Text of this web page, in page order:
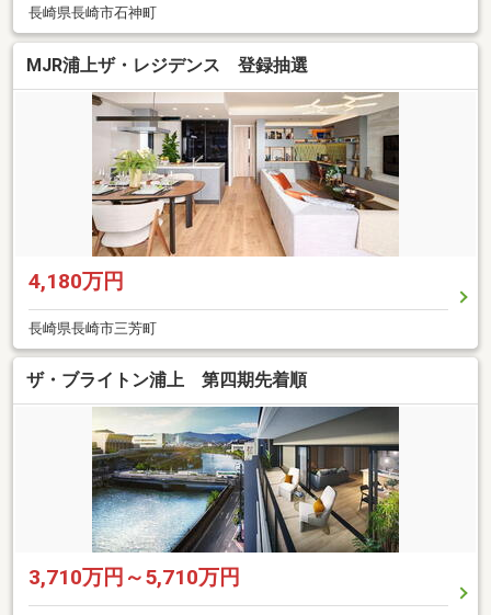
長崎県長崎市石神町
MJR浦上ザ・レジデンス 登録抽選
4,180万円
長崎県長崎市三芳町
ザ・ブライトン浦上 第四期先着順
3,710万円～5,710万円